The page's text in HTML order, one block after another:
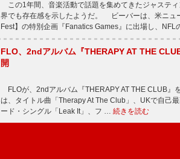
この1年間、音楽活動で話題を集めてきたジャステ
界でも存在感を示したようだ。 ビーバーは、米ニュ
Fest】の特別企画『Fanatics Games』に出場し、NFL
FLO、2ndアルバム『THERAPY AT THE
開
FLOが、2ndアルバム『THERAPY AT THE CLUB
は、タイトル曲「Therapy At The Club」、UKで自己
ード・シングル「Leak It」、フ … 続きを読む